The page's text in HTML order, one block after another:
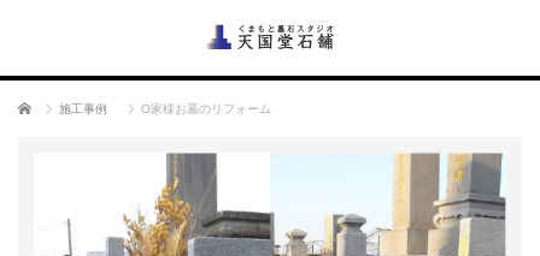
ホーム 施工事例 O家様お墓のリフォーム